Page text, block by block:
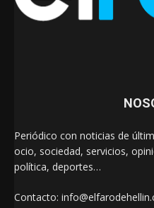
Periódico con noticias de
ocio, sociedad, servicios,
política, deportes…
Contacto: